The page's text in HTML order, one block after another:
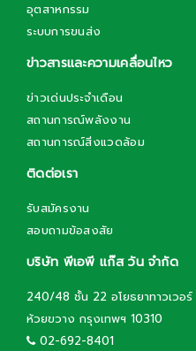
อุตสาหกรรม
ระบบการขนส่ง
ข่าวสารและความเคลื่อนไหว
ข่าวเด่นประจำเดือน
สถานการณ์พลังงาน
สถานการณ์สิ่งแวดล้อม
ติดต่อเรา
รับสมัครงาน
สอบถามข้อสงสัย
บริษัท พีเอพี แก๊ส วัน จำกัด
240/48 ชั้น 22 อโยธยาทาวเวอร์
ห้วยขวาง กรุงเทพฯ 10310
02-692-8401